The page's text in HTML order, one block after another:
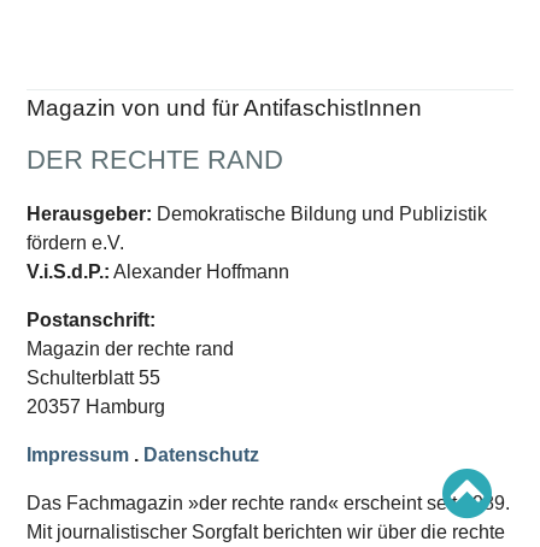
Schwerpunkt »Reichsbürger«
Schwerpunkt NPD
AUSGABEN
Ausgaben Übersicht
Ausgabe 221
Ausgabe 220
Ausgabe 219
Ausgabe 217
Ausgabe 216
Magazin von und für AntifaschistInnen
DER RECHTE RAND
Herausgeber: Demokratische Bildung und Publizistik
fördern e.V.
V.i.S.d.P.: Alexander Hoffmann
Postanschrift:
Magazin der rechte rand
Schulterblatt 55
20357 Hamburg
Impressum . Datenschutz
Das Fachmagazin »der rechte rand« erscheint seit 1989.
Mit journalistischer Sorgfalt berichten wir über die rechte